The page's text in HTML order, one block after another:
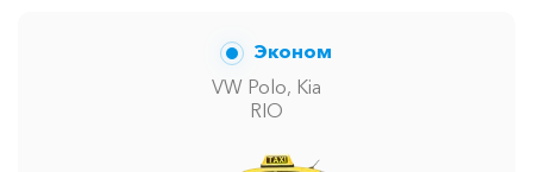
Эконом
VW Polo, Kia
RIO